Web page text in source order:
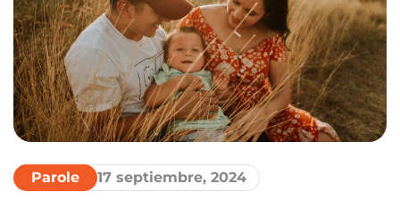
indocumentados de ciudadanos
estadounidenses sin […]
Parole 17 septiembre, 2024